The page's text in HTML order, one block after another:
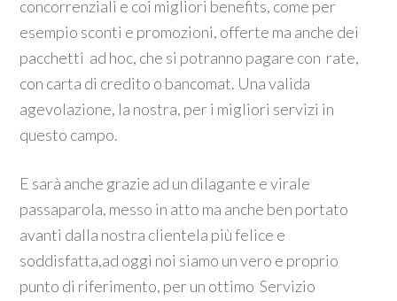
concorrenziali e coi migliori benefits, come per
esempio sconti e promozioni, offerte ma anche dei
pacchetti ad hoc, che si potranno pagare con rate,
con carta di credito o bancomat. Una valida
agevolazione, la nostra, per i migliori servizi in
questo campo.
E sarà anche grazie ad un dilagante e virale
passaparola, messo in atto ma anche ben portato
avanti dalla nostra clientela più felice e
soddisfatta,ad oggi noi siamo un vero e proprio
punto di riferimento, per un ottimo Servizio